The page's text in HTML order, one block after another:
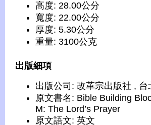
高度: 28.00公分
寬度: 22.00公分
厚度: 5.30公分
重量: 3100公克
出版細項
出版公司: 改革宗出版社 , 台
原文書名: Bible Building
M: The Lord’s Prayer
原文語文: 英文